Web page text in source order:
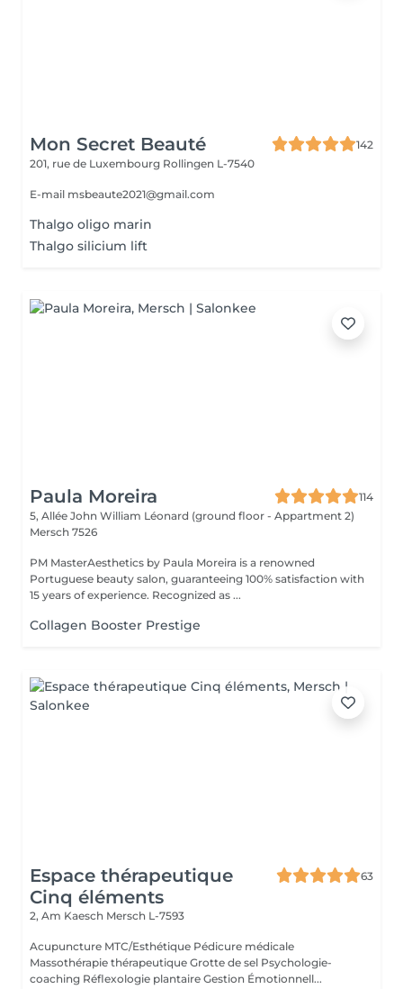
Mon Secret Beauté
142
201, rue de Luxembourg Rollingen L-7540
E-mail msbeaute2021@gmail.com
Thalgo oligo marin
Thalgo silicium lift
Paula Moreira
114
5, Allée John William Léonard (ground floor - Appartment 2)
Mersch 7526
PM MasterAesthetics by Paula Moreira is a renowned
Portuguese beauty salon, guaranteeing 100% satisfaction with
15 years of experience. Recognized as ...
Collagen Booster Prestige
Espace thérapeutique
Cinq éléments
63
2, Am Kaesch Mersch L-7593
Acupuncture MTC/Esthétique Pédicure médicale
Massothérapie thérapeutique Grotte de sel Psychologie-
coaching Réflexologie plantaire Gestion Émotionnell...